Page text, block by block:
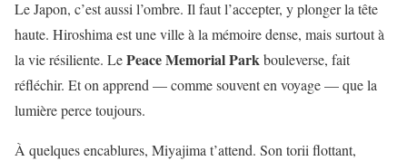
Le Japon, c’est aussi l’ombre. Il faut l’accepter, y plonger la tête
haute. Hiroshima est une ville à la mémoire dense, mais surtout à
la vie résiliente. LePeace Memorial Parkbouleverse, fait
réfléchir. Et on apprend — comme souvent en voyage — que la
lumière perce toujours.
À quelques encablures, Miyajima t’attend. Son torii flottant,